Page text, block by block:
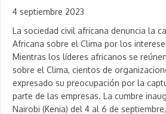
4 septiembre 2023
La sociedad civil africana denuncia la
Africana sobre el Clima por los
Mientras los líderes africanos se
sobre el Clima, cientos de
expresado su preocupación por la
parte de las empresas. La cumbre
Nairobi (Kenia) del 4 al 6 de